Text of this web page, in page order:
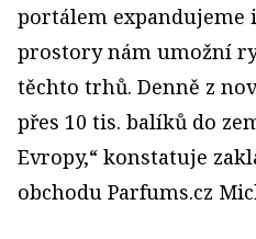
portálem expandujeme
prostory nám umožní
těchto trhů. Denně z
přes 10 tis. balíků do
Evropy,“ konstatuje
obchodu Parfums.cz